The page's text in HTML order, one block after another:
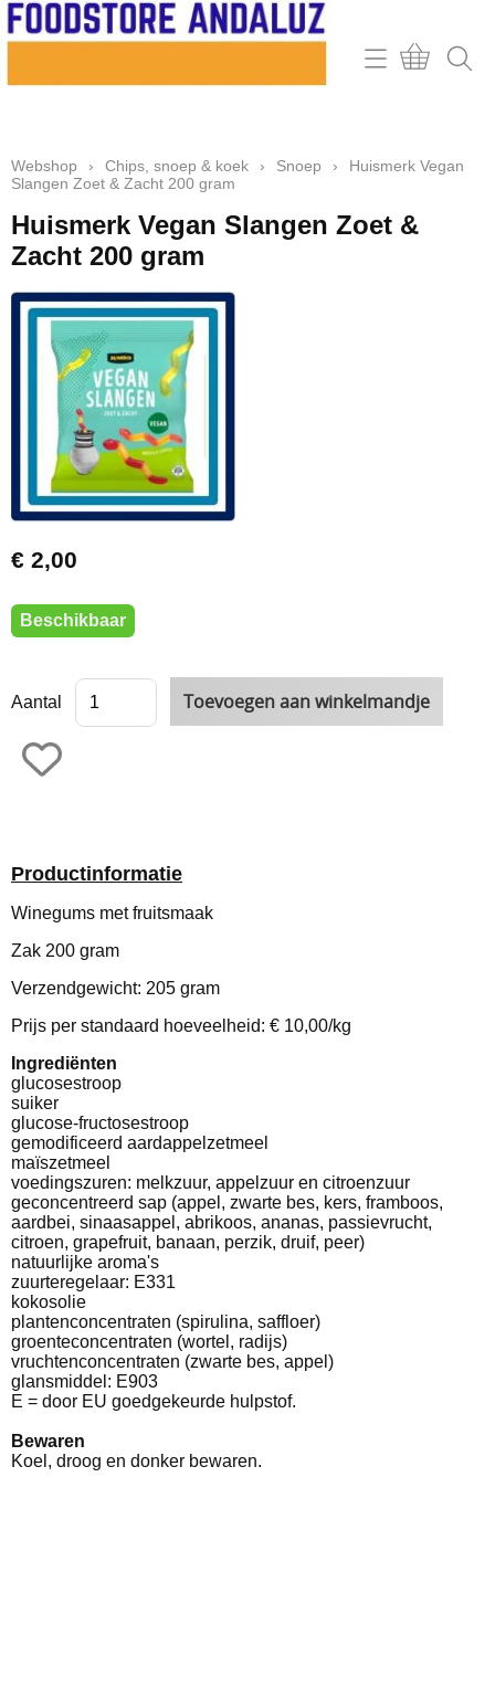
Home
Contact
Mijn account
Retour & klachten
Informatie
Webshop › Chips, snoep & koek › Snoep ›
Huismerk Vegan
Slangen Zoet & Zacht 200 gram
Huismerk Vegan Slangen Zoet &
Zacht 200 gram
€ 2,00
Beschikbaar
Aantal
Productinformatie
Winegums met fruitsmaak
Zak 200 gram
Verzendgewicht: 205 gram
Prijs per standaard hoeveelheid: € 10,00/kg
Ingrediënten
glucosestroop
suiker
glucose-fructosestroop
gemodificeerd aardappelzetmeel
maïszetmeel
voedingszuren: melkzuur, appelzuur en citroenzuur
geconcentreerd sap (appel, zwarte bes, kers, framboos,
aardbei, sinaasappel, abrikoos, ananas, passievrucht,
citroen, grapefruit, banaan, perzik, druif, peer)
natuurlijke aroma's
zuurteregelaar: E331
kokosolie
plantenconcentraten (spirulina, saffloer)
groenteconcentraten (wortel, radijs)
vruchtenconcentraten (zwarte bes, appel)
glansmiddel: E903
E = door EU goedgekeurde hulpstof.
Bewaren
Koel, droog en donker bewaren.